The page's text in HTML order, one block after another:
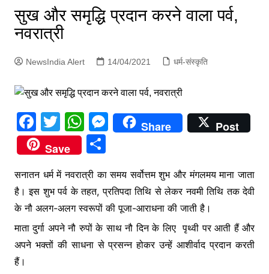
सुख और समृद्धि प्रदान करने वाला पर्व,
नवरात्री
NewsIndia Alert 14/04/2021 धर्म-संस्कृति
F
a
c
e
b
o
o
k
T
w
itt
er
W
h
at
s
A
p
p
M
e
s
e
n
g
er
Share
Post
Save
S
ar
e
सनातन धर्म में नवरात्री का समय सर्वोत्तम शुभ और मंगलमय माना जाता
है। इस शुभ पर्व के तहत, प्रतिपदा तिथि से लेकर नवमी तिथि तक देवी
के नौ अलग-अलग स्वरूपों की पूजा-आराधना की जाती है।
माता दुर्गा अपने नौ रुपों के साथ नौ दिन के लिए पृथ्वी पर आती हैं और
अपने भक्तों की साधना से प्रसन्न होकर उन्हें आशीर्वाद प्रदान करती
हैं।